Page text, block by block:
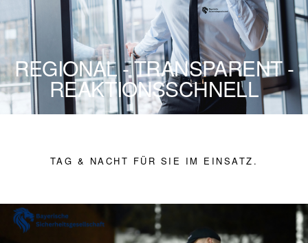
REGIONAL - TRANSPARENT -
REAKTIONSSCHNELL
TAG & NACHT FÜR SIE IM EINSATZ.